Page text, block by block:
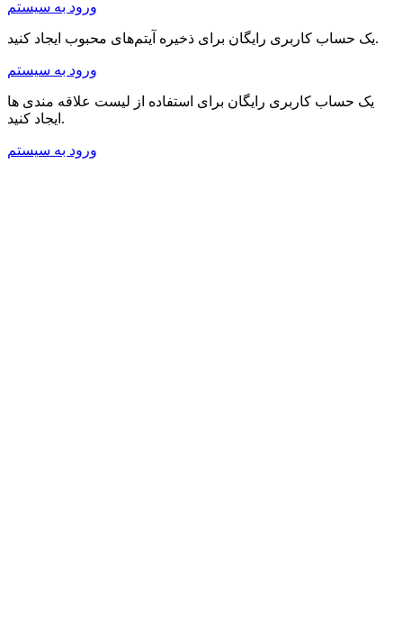
ورود به سیستم
یک حساب کاربری رایگان برای ذخیره آیتم‌های محبوب ایجاد کنید.
ورود به سیستم
یک حساب کاربری رایگان برای استفاده از لیست علاقه مندی ها
ایجاد کنید.
ورود به سیستم